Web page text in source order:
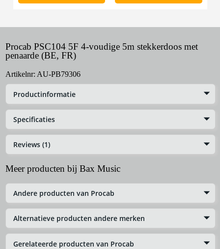
Procab PSC104 5F 4-voudige 5m stekkerdoos met
penaarde (BE, FR)
Artikelnr: AU-PB79306
Productinformatie
Specificaties
Reviews (1)
Meer producten bij Bax Music
Andere producten van Procab
Alternatieve producten andere merken
Gerelateerde producten van Procab